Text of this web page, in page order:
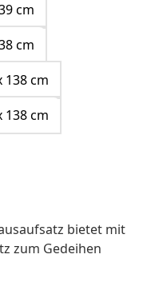
cm
cm
138 cm
138 cm
bietet mit
zum Gedeihen